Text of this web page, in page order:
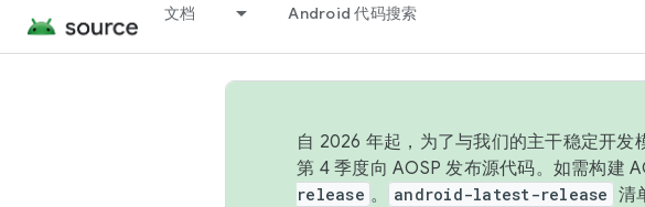
文档 Android 代码搜索
自 2026 年起，为了与我们的主干稳定开
第 4 季度向 AOSP 发布源代码。如需构建
release 。 android-latest-release 清